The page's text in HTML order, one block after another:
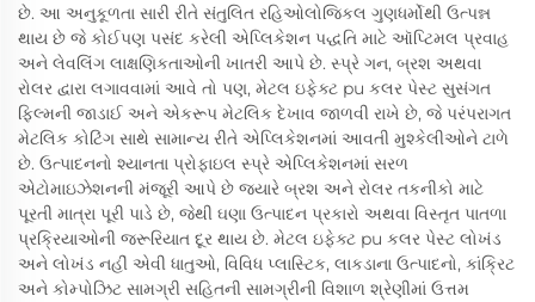
છે. આ અનુકૂળતા સારી રીતે સંતુલિત રહિઓલોજિકલ ગુણધર્મોથી ઉત્પન્ન
થાય છે જે કોઈપણ પસંદ કરેલી એપ્લિકેશન પદ્ધતિ માટે ઑપ્ટિમલ પ્રવાહ
અને લેવલિંગ લાક્ષણિકતાઓની ખાતરી આપે છે. સ્પ્રે ગન, બ્રશ અથવા
રોલર દ્વારા લગાવવામાં આવે તો પણ, મેટલ ઇફેક્ટ pu કલર પેસ્ટ સુસંગત
ફિલ્મની જાડાઈ અને એકરૂપ મેટલિક દેખાવ જાળવી રાખે છે, જે પરંપરાગત
મેટલિક કોટિંગ સાથે સામાન્ય રીતે એપ્લિકેશનમાં આવતી મુશ્કેલીઓને ટાળે
છે. ઉત્પાદનનો શ્યાનતા પ્રોફાઇલ સ્પ્રે એપ્લિકેશનમાં સરળ
એટોમાઇઝેશનની મંજૂરી આપે છે જ્યારે બ્રશ અને રોલર તકનીકો માટે
પૂરતી માત્રા પૂરી પાડે છે, જેથી ઘણા ઉત્પાદન પ્રકારો અથવા વિસ્તૃત પાતળા
પ્રક્રિયાઓની જરૂરિયાત દૂર થાય છે. મેટલ ઇફેક્ટ pu કલર પેસ્ટ લોખંડ
અને લોખંડ નહીં એવી ધાતુઓ, વિવિધ પ્લાસ્ટિક, લાકડાના ઉત્પાદનો, કાંક્રિટ
અને કોમ્પોઝિટ સામગ્રી સહિતની સામગ્રીની વિશાળ શ્રેણીમાં ઉત્તમ